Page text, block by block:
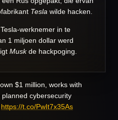
Tesla wilde hacken.
werknemer in te
1 miljoen dollar werd
Muskde hackpoging.
$1 million, works with
cybersecurity
https://t.co/PwIt7x35As